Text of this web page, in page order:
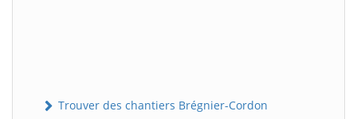
Trouver des chantiers Brégnier-Cordon